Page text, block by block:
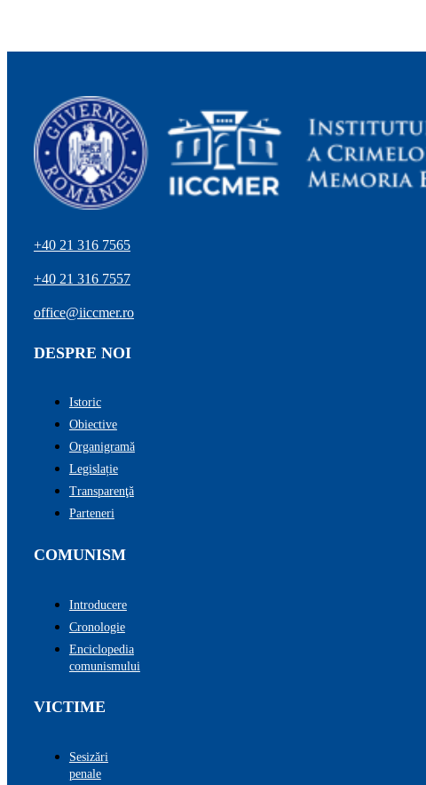
+40 21 316 7565
+40 21 316 7557
office@iiccmer.ro
DESPRE NOI
Istoric
Obiective
Organigramă
Legislație
Transparenţă
Parteneri
COMUNISM
Introducere
Cronologie
Enciclopedia
comunismului
VICTIME
Sesizări
penale